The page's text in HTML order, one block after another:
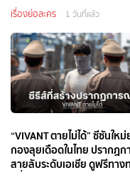
เรื่องย่อละคร 1 วันที่แล้ว
“VIVANT ตายไม่ได้” ซีซันให
กองลุยเดือดในไทย ปรากฏ
สายลับระดับเอเชีย ดูฟรีทาง